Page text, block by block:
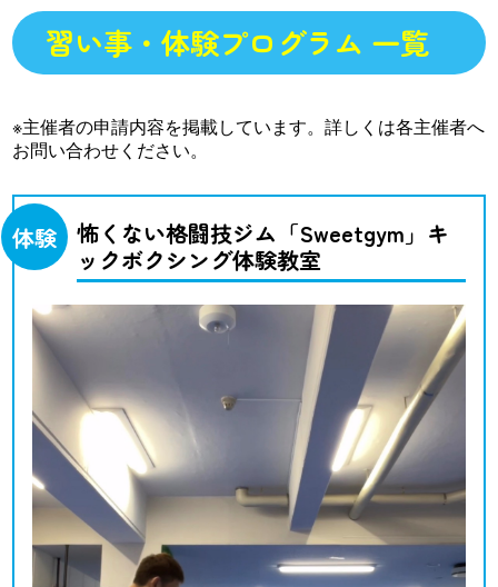
習い事・体験プログラム 一覧
※主催者の申請内容を掲載しています。詳しくは各主催者へ
お問い合わせください。
体験
怖くない格闘技ジム「Sweetgym」キ
ックボクシング体験教室